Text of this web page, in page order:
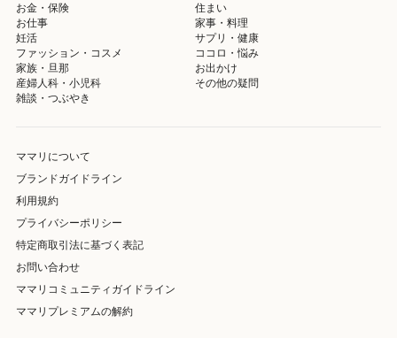
お金・保険
住まい
お仕事
家事・料理
妊活
サプリ・健康
ファッション・コスメ
ココロ・悩み
家族・旦那
お出かけ
産婦人科・小児科
その他の疑問
雑談・つぶやき
ママリについて
ブランドガイドライン
利用規約
プライバシーポリシー
特定商取引法に基づく表記
お問い合わせ
ママリコミュニティガイドライン
ママリプレミアムの解約